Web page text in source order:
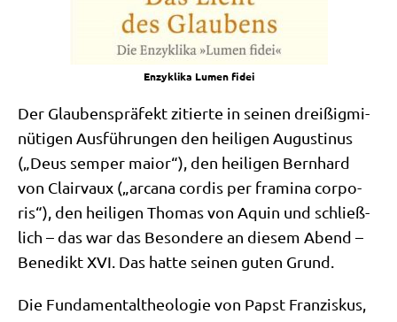
Enzy­kli­ka Lumen fidei
Der Glau­bens­prä­fekt zitier­te in sei­nen drei­ßig­mi­
nü­ti­gen Aus­füh­run­gen den hei­li­gen Augu­sti­nus
(„Deus sem­per mai­or“), den hei­li­gen Bern­hard
von Clairvaux („arca­na cor­dis per frami­na cor­po­
ris“), den hei­li­gen Tho­mas von Aquin und schließ­
lich – das war das Beson­de­re an die­sem Abend –
Bene­dikt XVI. Das hat­te sei­nen guten Grund.
Die Fun­da­men­tal­theo­lo­gie von Papst Fran­zis­kus,